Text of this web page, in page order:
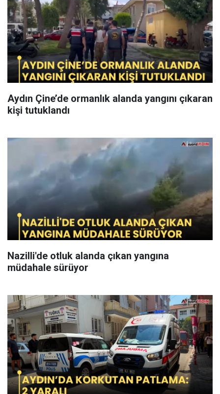
Aydın Çine’de ormanlık alanda yangını çıkaran
kişi tutuklandı
Nazilli'de otluk alanda çıkan yangına
müdahale sürüyor